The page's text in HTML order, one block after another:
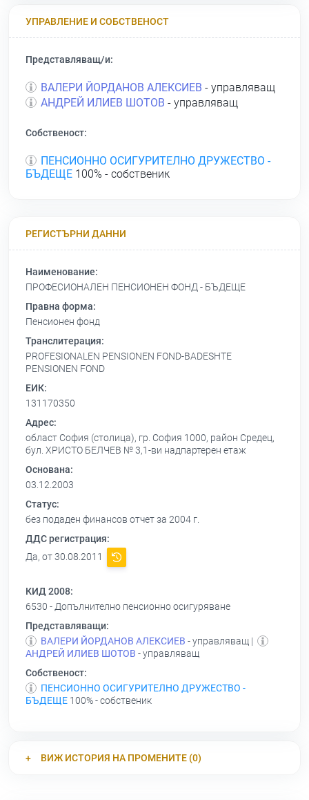
УПРАВЛЕНИЕ И СОБСТВЕНОСТ
Представляващ/и:
ВАЛЕРИ ЙОРДАНОВ АЛЕКСИЕВ - управляващ
АНДРЕЙ ИЛИЕВ ШОТОВ - управляващ
Собственост:
ПЕНСИОННО ОСИГУРИТЕЛНО ДРУЖЕСТВО -
БЪДЕЩЕ 100% - собственик
РЕГИСТЪРНИ ДАННИ
Наименование:
ПРОФЕСИОНАЛЕН ПЕНСИОНЕН ФОНД - БЪДЕЩЕ
Правна форма:
Пенсионен фонд
Транслитерация:
PROFESIONALEN PENSIONEN FOND-BADESHTE
PENSIONEN FOND
ЕИК:
131170350
Адрес:
област София (столица), гр. София 1000, район Средец,
бул. ХРИСТО БЕЛЧЕВ № 3,1-ви надпартерен етаж
Основана:
03.12.2003
Статус:
без подаден финансов отчет за 2004 г.
ДДС регистрация:
Да, от 30.08.2011
КИД 2008:
6530 - Допълнително пенсионно осигуряване
Представляващи:
ВАЛЕРИ ЙОРДАНОВ АЛЕКСИЕВ - управляващ |
АНДРЕЙ ИЛИЕВ ШОТОВ - управляващ
Собственост:
ПЕНСИОННО ОСИГУРИТЕЛНО ДРУЖЕСТВО -
БЪДЕЩЕ 100% - собственик
ВИЖ ИСТОРИЯ НА ПРОМЕНИТЕ (0)